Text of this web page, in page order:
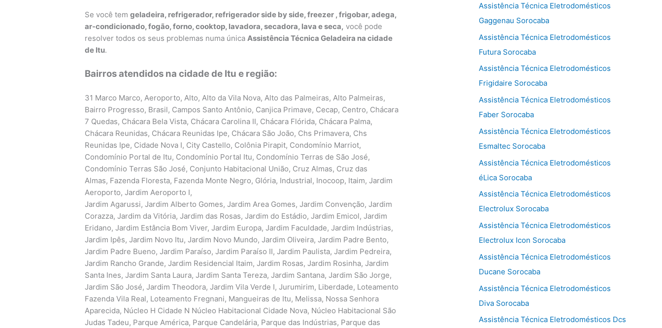
Se você temgeladeira, refrigerador, refrigerador side by side, freezer , frigobar, adega,
ar-condicionado, fogão, forno, cooktop, lavadora, secadora, lava e seca, você pode
resolver todos os seus problemas numa únicaAssistência Técnica Geladeira na cidade
de Itu.
Bairros atendidos na cidade de Itu e região:
31 Marco Marco, Aeroporto, Alto, Alto da Vila Nova, Alto das Palmeiras, Alto Palmeiras,
Bairro Progresso, Brasil, Campos Santo Antônio, Canjica Primave, Cecap, Centro, Chácara
7 Quedas, Chácara Bela Vista, Chácara Carolina II, Chácara Flórida, Chácara Palma,
Chácara Reunidas, Chácara Reunidas Ipe, Chácara São João, Chs Primavera, Chs
Reunidas Ipe, Cidade Nova I, City Castello, Colônia Pirapit, Condomínio Marriot,
Condomínio Portal de Itu, Condomínio Portal Itu, Condomínio Terras de São José,
Condomínio Terras São José, Conjunto Habitacional União, Cruz Almas, Cruz das
Almas, Fazenda Floresta, Fazenda Monte Negro, Glória, Industrial, Inocoop, Itaim, Jardim
Aeroporto, Jardim Aeroporto I,
Jardim Agarussi, Jardim Alberto Gomes, Jardim Area Gomes, Jardim Convenção, Jardim
Corazza, Jardim da Vitória, Jardim das Rosas, Jardim do Estádio, Jardim Emicol, Jardim
Eridano, Jardim Estância Bom Viver, Jardim Europa, Jardim Faculdade, Jardim Indústrias,
Jardim Ipês, Jardim Novo Itu, Jardim Novo Mundo, Jardim Oliveira, Jardim Padre Bento,
Jardim Padre Bueno, Jardim Paraíso, Jardim Paraíso II, Jardim Paulista, Jardim Pedreira,
Jardim Rancho Grande, Jardim Residencial Itaim, Jardim Rosas, Jardim Rosinha, Jardim
Santa Ines, Jardim Santa Laura, Jardim Santa Tereza, Jardim Santana, Jardim São Jorge,
Jardim São José, Jardim Theodora, Jardim Vila Verde I, Jurumirim, Liberdade, Loteamento
Fazenda Vila Real, Loteamento Fregnani, Mangueiras de Itu, Melissa, Nossa Senhora
Aparecida, Núcleo H Cidade N Núcleo Habitacional Cidade Nova, Núcleo Habitacional São
Judas Tadeu, Parque América, Parque Candelária, Parque das Indústrias, Parque das
Assistência Técnica Eletrodomésticos
Gaggenau Sorocaba
Assistência Técnica Eletrodomésticos
Futura Sorocaba
Assistência Técnica Eletrodomésticos
Frigidaire Sorocaba
Assistência Técnica Eletrodomésticos
Faber Sorocaba
Assistência Técnica Eletrodomésticos
Esmaltec Sorocaba
Assistência Técnica Eletrodomésticos
éLica Sorocaba
Assistência Técnica Eletrodomésticos
Electrolux Sorocaba
Assistência Técnica Eletrodomésticos
Electrolux Icon Sorocaba
Assistência Técnica Eletrodomésticos
Ducane Sorocaba
Assistência Técnica Eletrodomésticos
Diva Sorocaba
Assistência Técnica Eletrodomésticos Dcs